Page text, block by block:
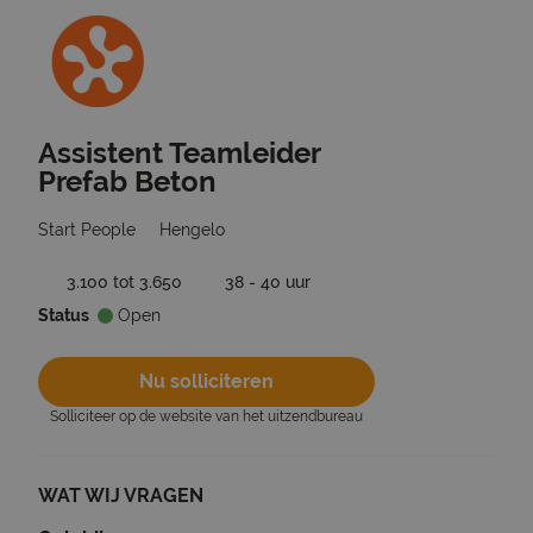
Ga terug naar vacatures
Assistent Teamleider
Prefab Beton
Start People Hengelo
3.100 tot 3.650
38 - 40 uur
Status
Open
Nu solliciteren
Solliciteer op de website van het uitzendbureau
WAT WIJ VRAGEN